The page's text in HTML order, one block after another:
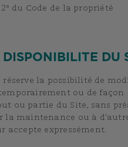
du Code de la propriété
DISPONIBILITE DU
réserve la possibilité de
ou de façon
ou partie du Site, sans
la maintenance ou à
accepte expressément.